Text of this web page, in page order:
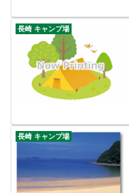
長崎 キャンプ場
長崎 キャンプ場